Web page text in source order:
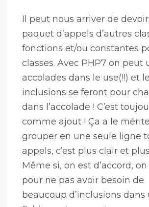
Il peut nous arriver de
paquet d’appels d’autres
fonctions et/ou constantes
classes. Avec PHP7 on peut
accolades dans le use(!!) et
inclusions se feront pour
dans l’accolade ! C’est
comme ajout ! Ça a le
grouper en une seule ligne
appels, c’est plus clair et
Même si, on est d’accord, on
pour ne pas avoir besoin de
beaucoup d’inclusions dans